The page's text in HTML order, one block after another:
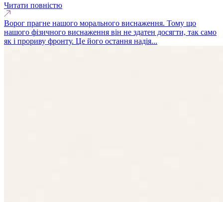
Читати повністю
Ворог прагне нашого морального виснаження. Тому що
нашого фізичного виснаження він не здатен досягти, так само
як і прориву фронту. Це його остання надія...